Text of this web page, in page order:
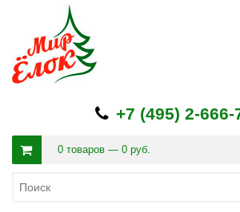
+7 (495) 2-666-
0 товаров — 0 руб.